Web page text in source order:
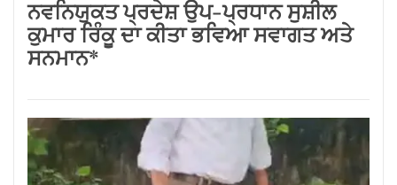
Posted On:6 Aug 2026